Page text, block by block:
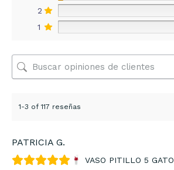
2
1
1-3 of 117 reseñas
PATRICIA G.
VASO PITILLO 5 GATO